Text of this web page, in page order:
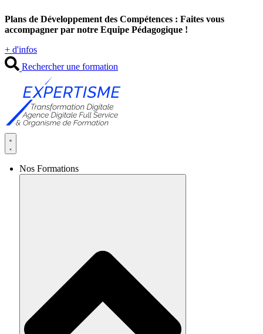
au
contenu
Plans de Développement des Compétences : Faites vous
accompagner par notre Equipe Pédagogique !
+ d'infos
Rechercher une formation
Nos Formations